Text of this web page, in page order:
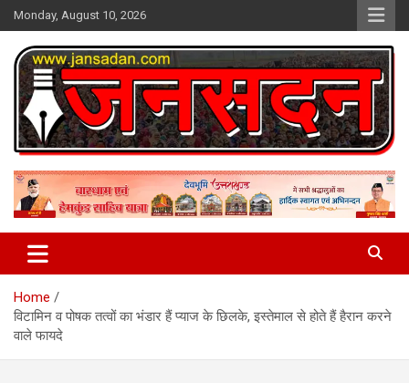
Skip
to
content
Monday, August 10, 2026
Jan Sadan
Home
विटामिन व पोषक तत्वों का भंडार हैं प्याज के छिलके, इस्तेमाल से होते हैं हैरान करने
वाले फायदे